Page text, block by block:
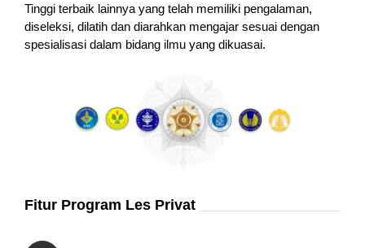
Tinggi terbaik lainnya yang telah memiliki pengalaman,
diseleksi, dilatih dan diarahkan mengajar sesuai dengan
spesialisasi dalam bidang ilmu yang dikuasai.
Fitur Program Les Privat